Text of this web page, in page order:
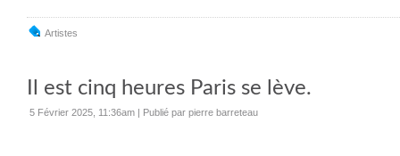
Artistes
Il est cinq heures Paris se lève.
5 Février 2025, 11:36am Publié par pierre barreteau